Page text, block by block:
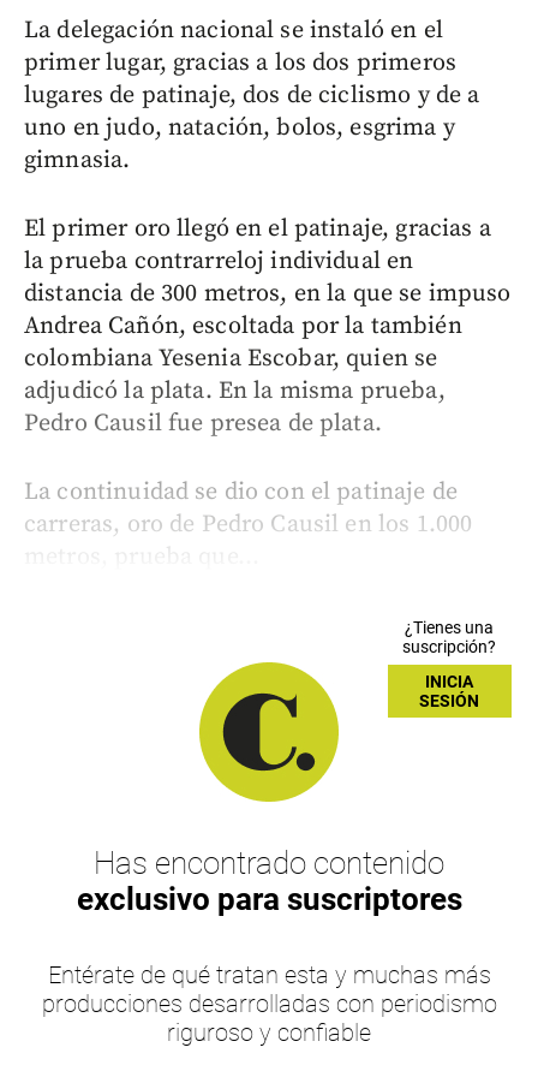
La delegación nacional se instaló en el
primer lugar, gracias a los dos primeros
lugares de patinaje, dos de ciclismo y de a
uno en judo, natación, bolos, esgrima y
gimnasia.
El primer oro llegó en el patinaje, gracias a
la prueba contrarreloj individual en
distancia de 300 metros, en la que se impuso
Andrea Cañón, escoltada por la también
colombiana Yesenia Escobar, quien se
adjudicó la plata. En la misma prueba,
Pedro Causil fue presea de plata.
La continuidad se dio con el patinaje de
carreras, oro de Pedro Causil en los 1.000
metros, prueba que...
¿Tienes una
suscripción?
INICIA
SESIÓN
Has encontrado contenido
exclusivo para suscriptores
Entérate de qué tratan esta y muchas más
producciones desarrolladas con periodismo
riguroso y confiable